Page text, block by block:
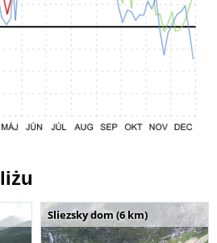
Sliezsky dom (6 km)